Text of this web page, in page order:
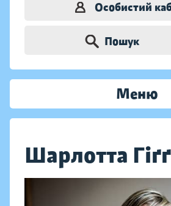
Особистий
Пошук
Меню
Шарлотта